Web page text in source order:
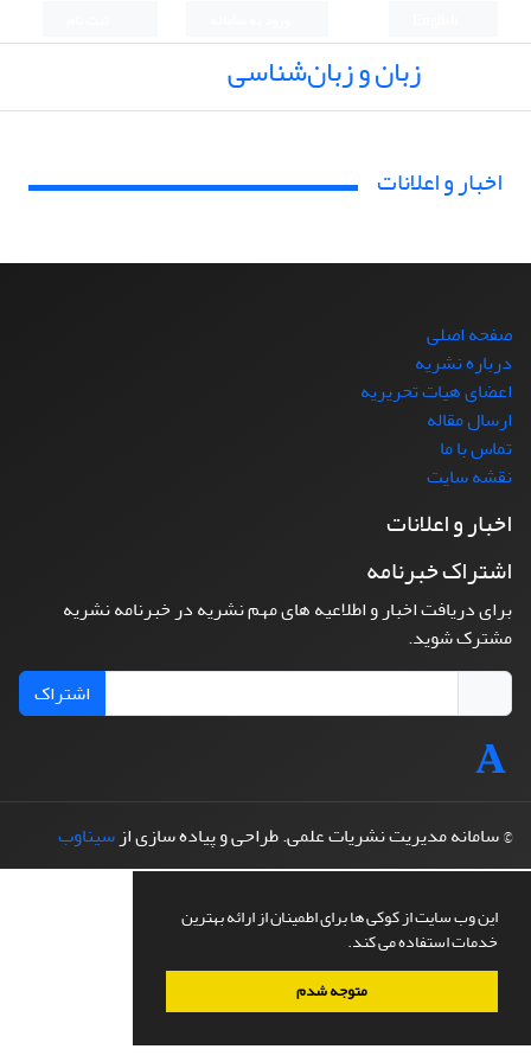
این وب سایت از کوکی ها برای اطمینان از ارائه بهترین
خدمات استفاده می کند.
متوجه شدم
زبان و زبان‌شناسی
اخبار و اعلانات
صفحه اصلی
درباره نشریه
اعضای هیات تحریریه
ارسال مقاله
تماس با ما
نقشه سایت
اخبار و اعلانات
اشتراک خبرنامه
برای دریافت اخبار و اطلاعیه های مهم نشریه در خبرنامه نشریه
مشترک شوید.
اشتراک
© سامانه مدیریت نشریات علمی.طراحی و پیاده سازی ازسیناوب